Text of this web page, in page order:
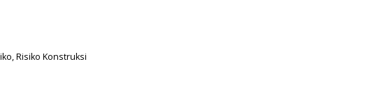
Risiko Konstruksi